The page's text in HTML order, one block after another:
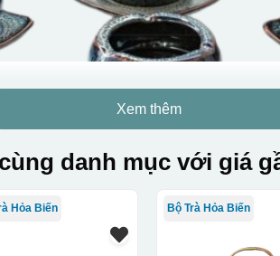
Xem thêm
danh mục với giá
Hỏa Biến Bộ Trà Hỏa Biến